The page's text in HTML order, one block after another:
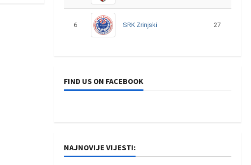
6 SRK Zrinjski 27
FIND US ON FACEBOOK
NAJNOVIJE VIJESTI: